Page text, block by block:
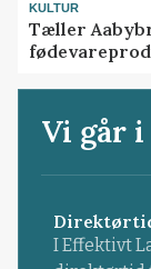
KULTUR
Tæller
Vi går i
I Effektivt